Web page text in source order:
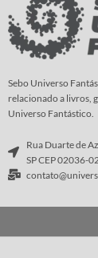
Sebo Universo
relacionado a livros,
Universo Fantástico.
Rua Duarte de
SP CEP 02036-